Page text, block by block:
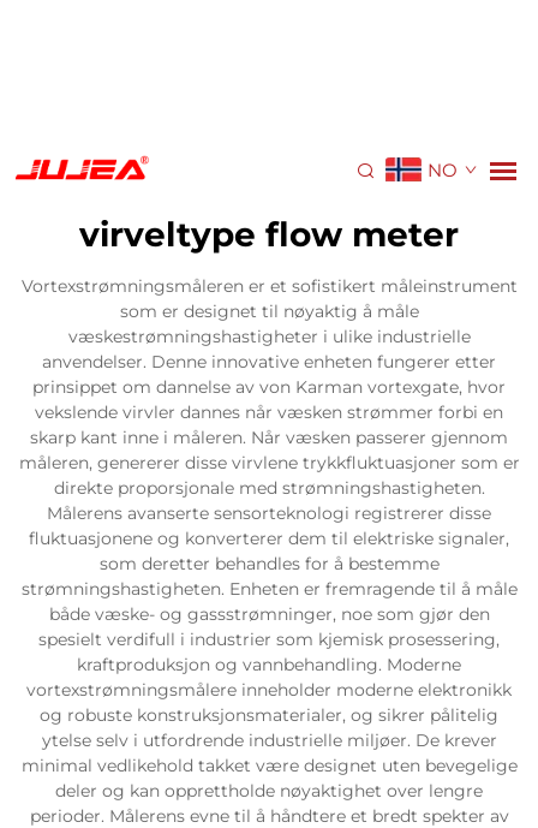
NO
virveltype flow meter
Vortexstrømningsmåleren er et sofistikert måleinstrument
som er designet til nøyaktig å måle
væskestrømningshastigheter i ulike industrielle
anvendelser. Denne innovative enheten fungerer etter
prinsippet om dannelse av von Karman vortexgate, hvor
vekslende virvler dannes når væsken strømmer forbi en
skarp kant inne i måleren. Når væsken passerer gjennom
måleren, genererer disse virvlene trykkfluktuasjoner som er
direkte proporsjonale med strømningshastigheten.
Målerens avanserte sensorteknologi registrerer disse
fluktuasjonene og konverterer dem til elektriske signaler,
som deretter behandles for å bestemme
strømningshastigheten. Enheten er fremragende til å måle
både væske- og gassstrømninger, noe som gjør den
spesielt verdifull i industrier som kjemisk prosessering,
kraftproduksjon og vannbehandling. Moderne
vortexstrømningsmålere inneholder moderne elektronikk
og robuste konstruksjonsmaterialer, og sikrer pålitelig
ytelse selv i utfordrende industrielle miljøer. De krever
minimal vedlikehold takket være designet uten bevegelige
deler og kan opprettholde nøyaktighet over lengre
perioder. Målerens evne til å håndtere et bredt spekter av